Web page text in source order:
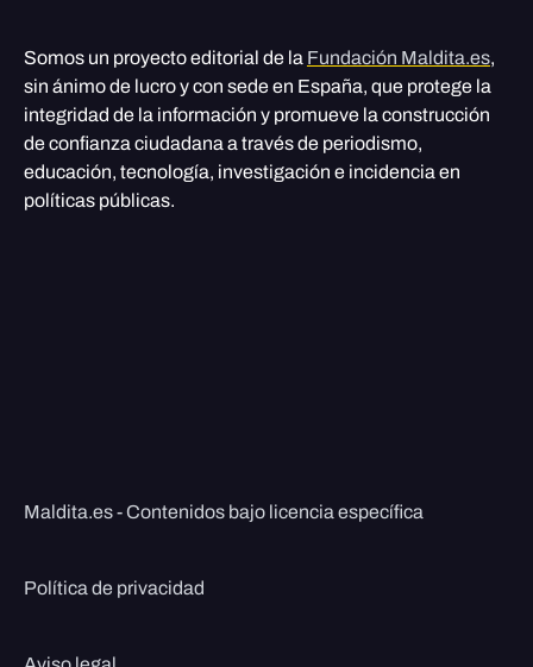
Somos un proyecto editorial de la Fundación Maldita.es,
sin ánimo de lucro y con sede en España, que protege la
integridad de la información y promueve la construcción
de confianza ciudadana a través de periodismo,
educación, tecnología, investigación e incidencia en
políticas públicas.
Maldita.es - Contenidos bajo licencia específica
Política de privacidad